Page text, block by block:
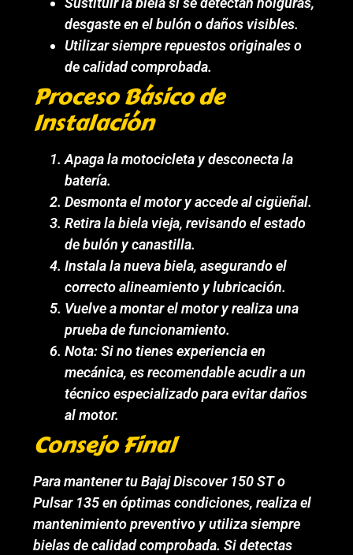
desgaste en el bulón o daños visibles.
Utilizar siempre repuestos originales o
de calidad comprobada.
Proceso Básico de
Instalación
Apaga la motocicleta y desconecta la
batería.
Desmonta el motor y accede al cigüeñal.
Retira la biela vieja, revisando el estado
de bulón y canastilla.
Instala la nueva biela, asegurando el
correcto alineamiento y lubricación.
Vuelve a montar el motor y realiza una
prueba de funcionamiento.
Nota: Si no tienes experiencia en
mecánica, es recomendable acudir a un
técnico especializado para evitar daños
al motor.
Consejo Final
Para mantener tu Bajaj Discover 150 ST o
Pulsar 135 en óptimas condiciones, realiza el
mantenimiento preventivo y utiliza siempre
bielas de calidad comprobada. Si detectas